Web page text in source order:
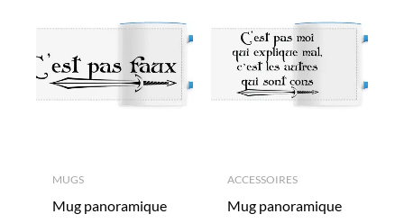
MUGS
Mug panoramique
ACCESSOIRES
Mug panoramique